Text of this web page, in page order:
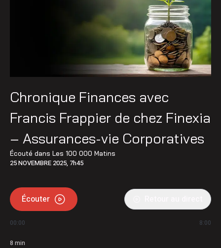
Chronique Finances avec
Francis Frappier de chez Finexia
– Assurances-vie Corporatives
Écouté dans Les 100 000 Matins
25 NOVEMBRE 2025, 7h45
Écouter
00:00 8:00
8 min